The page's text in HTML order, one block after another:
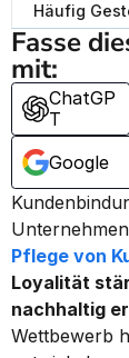
Häufig
Fasse
mit:
ChatGP
T
Google
Pflege von
Loyalität
nachhaltig
Wettbewerb